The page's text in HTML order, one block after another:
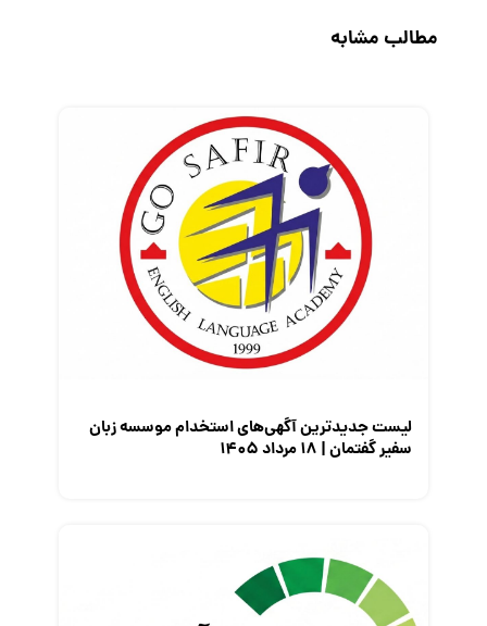
رزومه
گزارش‌های آماری
مصاحبه شغلی
معرفی شرکت ها
معرفی متخصصان منابع انسانی
معرفی مشاغل
مطالب مشابه
لیست جدیدترین آگهی‌های استخدام موسسه زبان
سفیر گفتمان | ۱۸ مرداد ۱۴۰۵